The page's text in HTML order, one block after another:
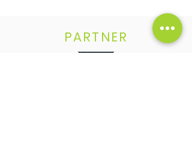
PARTNER